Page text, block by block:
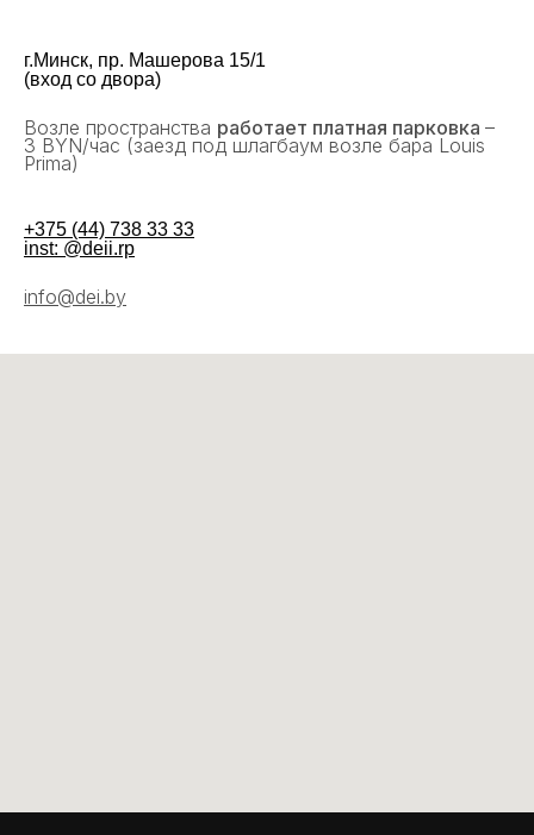
г.Минск, пр. Машерова 15/1
(вход со двора)
Возле пространства работает платная парковка –
3 BYN/час (заезд под шлагбаум возле бара Louis
Prima)
+375 (44) 738 33 33
inst: @deii.rp
info@dei.by